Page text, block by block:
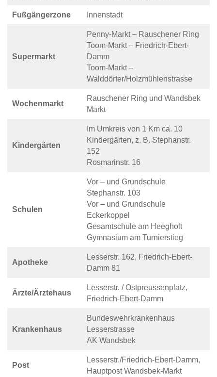
Fußgängerzone Innenstadt
Supermarkt
Penny-Markt – Rauschener Ring
Toom-Markt – Friedrich-Ebert-
Damm
Toom-Markt –
Walddörfer/Holzmühlenstrasse
Wochenmarkt
Rauschener Ring und Wandsbek
Markt
Kindergärten
Im Umkreis von 1 Km ca. 10
Kindergärten, z. B. Stephanstr.
152
Rosmarinstr. 16
Schulen
Vor – und Grundschule
Stephanstr. 103
Vor – und Grundschule
Eckerkoppel
Gesamtschule am Heegholt
Gymnasium am Turnierstieg
Apotheke
Lesserstr. 162, Friedrich-Ebert-
Damm 81
Ärzte/Ärztehaus
Lesserstr. / Ostpreussenplatz,
Friedrich-Ebert-Damm
Krankenhaus
Bundeswehrkrankenhaus
Lesserstrasse
AK Wandsbek
Post
Lesserstr./Friedrich-Ebert-Damm,
Hauptpost Wandsbek-Markt